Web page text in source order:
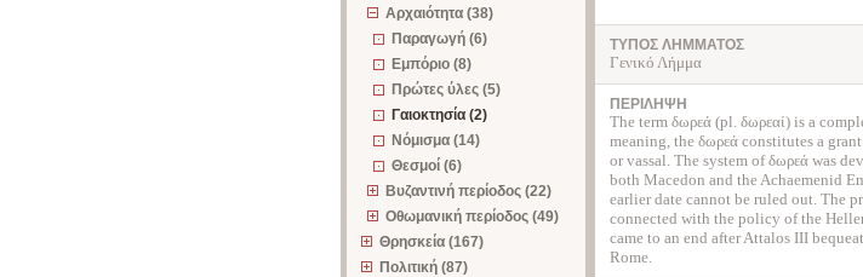
Αρχαιότητα (38)
Παραγωγή (6)
Εμπόριο (8)
Πρώτες ύλες (5)
Γαιοκτησία (2)
Νόμισμα (14)
Θεσμοί (6)
Βυζαντινή περίοδος (22)
Οθωμανική περίοδος (49)
Θρησκεία (167)
Πολιτική (87)
ΤΥΠΟΣ ΛΗΜΜΑΤΟΣ
Γενικό Λήμμα
ΠΕΡΙΛΗΨΗ
The term δωρεά (pl. δωρεαί) is a
meaning, the δωρεά constitutes a
or vassal. The system of δωρεά was
both Macedon and the Achaemenid
earlier date cannot be ruled out. The
connected with the policy of the
came to an end after Attalos III
Rome.